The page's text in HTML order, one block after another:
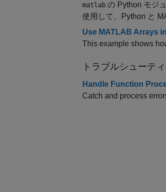
matlab の Python モジ
使用して、Python と
Use MATLAB Arrays
This example shows
トラブルシューテ
Handle Function
Catch and process